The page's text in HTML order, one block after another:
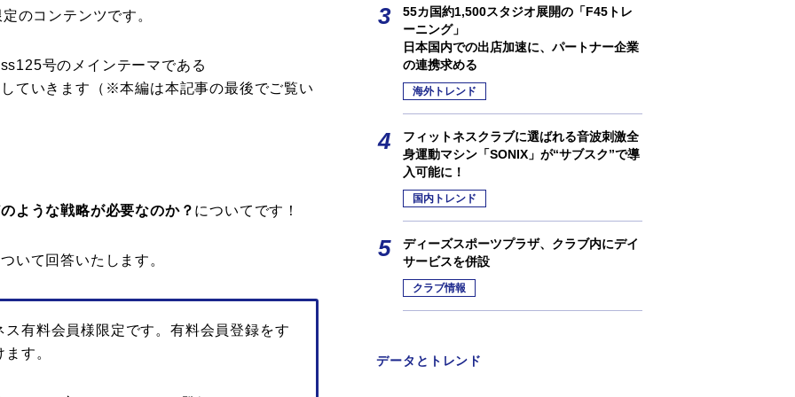
のコンテンツです。
号のメインテーマである
ていきます（※本編は本記事の最後でご覧い
ような戦略が必要なのか？ についてです！
いて回答いたします。
有料会員様限定です。有料会員登録をす
す。
55カ国約1,500スタジオ展開の「F45トレ
ーニング」
日本国内での出店加速に、パートナー企業
の連携求める
海外トレンド
フィットネスクラブに選ばれる音波刺激全
身運動マシン「SONIX」が“サブスク”で導
入可能に！
国内トレンド
ディーズスポーツプラザ、クラブ内にデイ
サービスを併設
クラブ情報
データとトレンド